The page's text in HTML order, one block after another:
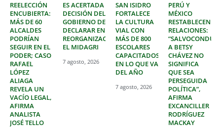
REELECCIÓN
ENCUBIERTA:
MÁS DE 60
ALCALDES
PODRÍAN
SEGUIR EN EL
PODER; CASO
RAFAEL
LÓPEZ
ALIAGA
REVELA UN
VACÍO LEGAL,
AFIRMA
ANALISTA
JOSÉ TELLO
ES ACERTADA
DECISIÓN DEL
GOBIERNO DE
DECLARAR EN
REORGANIZACIÓN
EL MIDAGRI
7 agosto, 2026
SAN ISIDRO
FORTALECE
LA CULTURA
VIAL CON
MÁS DE 800
ESCOLARES
CAPACITADOS
EN LO QUE VA
DEL AÑO
7 agosto, 2026
PERÚ Y
MÉXICO
RESTABLECEN
RELACIONES:
A BETSY
CHÁVEZ NO
SIGNIFICA
QUE SEA
PERSEGUIDA
POLÍTICA”,
AFIRMA
EXCANCILLER
RODRÍGUEZ
MACKAY